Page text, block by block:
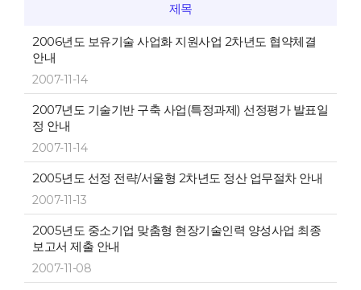
제목
2006년도 보유기술 사업화 지원사업 2차년도 협약체결
안내
2007-11-14
2007년도 기술기반 구축 사업(특정과제) 선정평가 발표일
정 안내
2007-11-14
2005년도 선정 전략/서울형 2차년도 정산 업무절차 안내
2007-11-13
2005년도 중소기업 맞춤형 현장기술인력 양성사업 최종
보고서 제출 안내
2007-11-08